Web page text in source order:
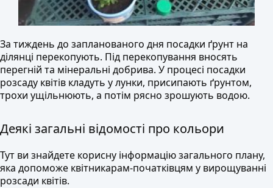
За тиждень до запланованого дня посадки ґрунт на
ділянці перекопують. Під перекопування вносять
перегній та мінеральні добрива. У процесі посадки
розсаду квітів кладуть у лунки, присипають ґрунтом,
трохи ущільнюють, а потім рясно зрошують водою.
Деякі загальні відомості про кольори
Тут ви знайдете корисну інформацію загального плану,
яка допоможе квітникарам-початківцям у вирощуванні
розсади квітів.